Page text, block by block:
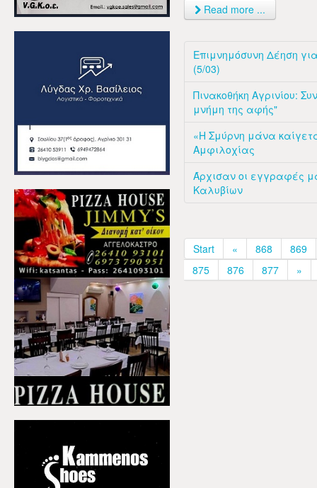
Read more ...
Επιμνημόσυνη Δέηση
(5/03)
Πινακοθήκη Αγρινίου:
μνήμη της αφής"
«Η Σμύρνη μάνα
Αμφιλοχίας
Άρχισαν οι εγγραφές
Καλυβίων
Start « 868
869
875
876 877 »